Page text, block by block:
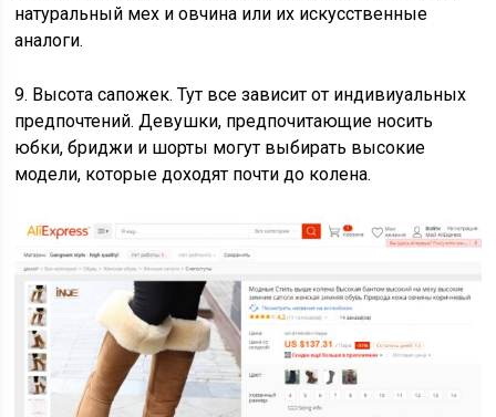
натуральный мех и овчина или их искусственные
аналоги.
9. Высота сапожек. Тут все зависит от индивиуальных
предпочтений. Девушки, предпочитающие носить
юбки, бриджи и шорты могут выбирать высокие
модели, которые доходят почти до колена.